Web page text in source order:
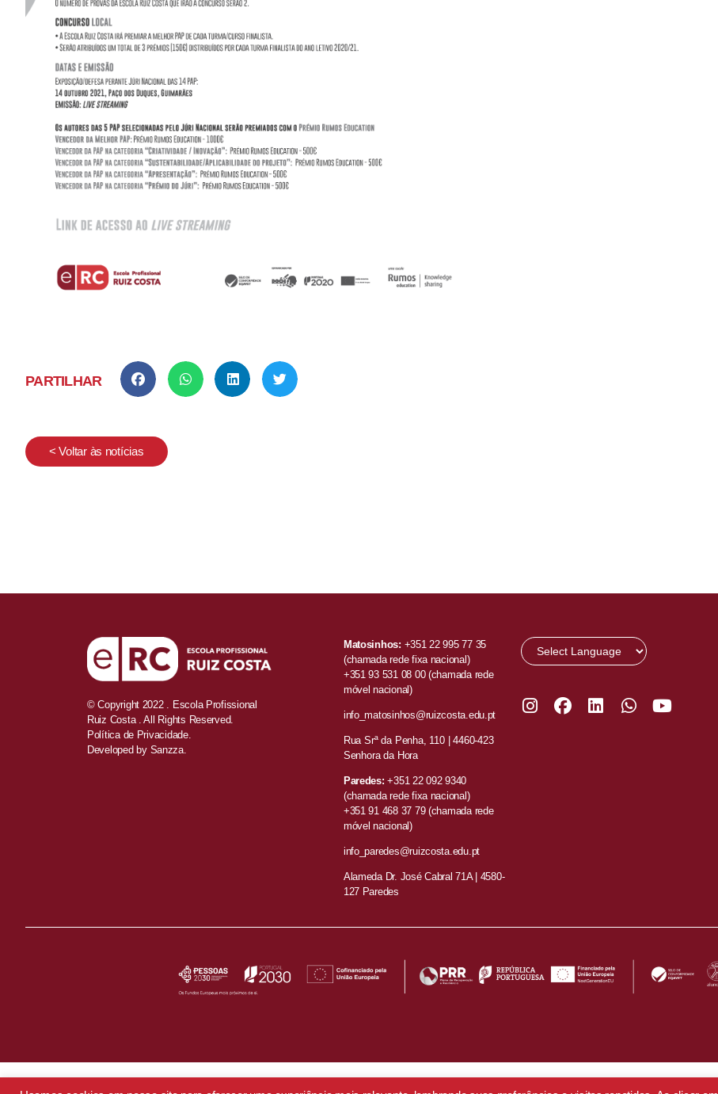
PARTILHAR
< Voltar às notícias
© Copyright 2022 . Escola Profissional
Ruiz Costa . All Rights Reserved.
Política de Privacidade.
Developed by Sanzza.
Matosinhos: +351 22 995 77 35
(chamada rede fixa nacional)
+351 93 531 08 00(chamada rede
móvel nacional)
info_matosinhos@ruizcosta.edu.pt
Rua Srª da Penha, 110 |4460-423
Senhora da Hora
Paredes:+351 22 092 9340
(chamada rede fixa nacional)
+351 91 468 37 79(chamada rede
móvel nacional)
info_paredes@ruizcosta.edu.pt
Alameda Dr. José Cabral 71A | 4580-
127 Paredes